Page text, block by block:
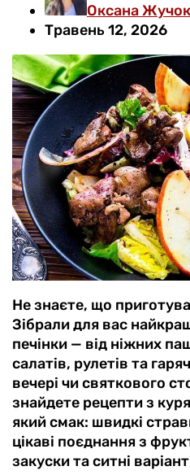
Оксана Жучок
Травень 12, 2026
Не знаєте, що
Зібрали для вас
печінки — від ніжних
салатів, рулетів та
вечері чи святкового
знайдете рецепти з
який смак: швидкі
цікаві поєднання з
закуски та ситні